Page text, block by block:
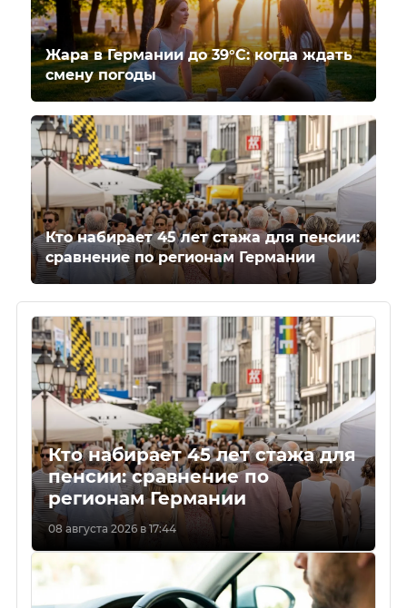
Жара в Германии до 39°C: когда ждать
смену погоды
Кто набирает 45 лет стажа для пенсии:
сравнение по регионам Германии
Кто набирает 45 лет стажа для
пенсии: сравнение по
регионам Германии
08 августа 2026 в 17:44